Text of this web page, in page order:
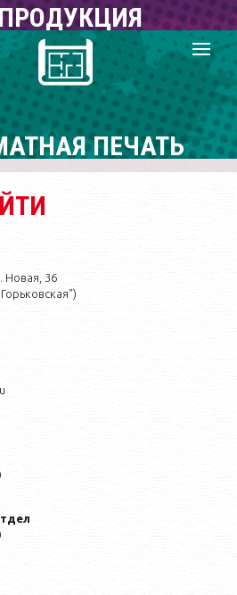
Дипломы
Наклейки
Бланки
Элитные подарки
Подарочные наборы
Портреты на холсте
Магниты
Сумки, рюкзаки
ПЕЧАТЬ
Новая, 36